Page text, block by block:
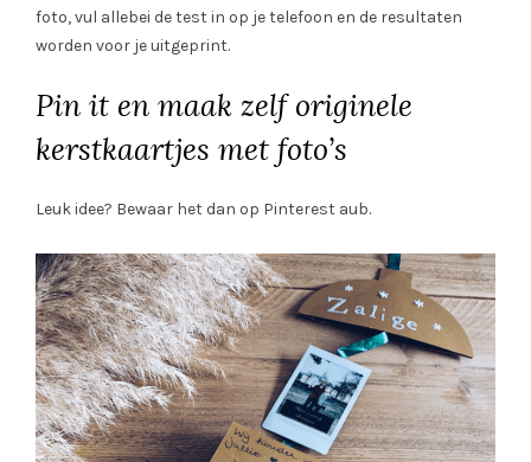
foto, vul allebei de test in op je telefoon en de resultaten
worden voor je uitgeprint.
Pin it en maak zelf originele
kerstkaartjes met foto’s
Leuk idee? Bewaar het dan op Pinterest aub.